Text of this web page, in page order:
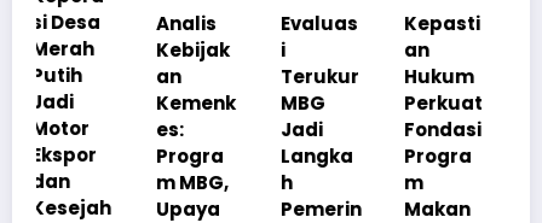
Analis
Kebijak
an
Kemenk
es:
Progra
m MBG,
Upaya
Evaluas
i
Terukur
MBG
Jadi
Langka
h
Pemerin
Kepasti
Hukum
Perkuat
Fondasi
Progra
Makan
Apresia
si
Pemerin
tah
Pastika
n
Kualita
s Menu